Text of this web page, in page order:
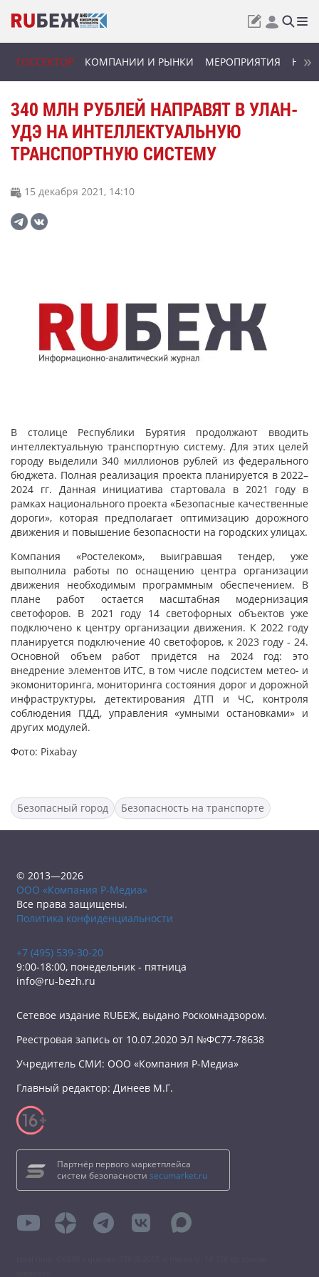
ГОССЕКТОР КОМПАНИИ И РЫНКИ МЕРОПРИЯТИЯ
340 МЛН РУБЛЕЙ НАПРАВЯТ В УЛАН-
УДЭ НА ИНТЕЛЛЕКТУАЛЬНУЮ
ТРАНСПОРТНУЮ СИСТЕМУ
15 декабря 2021, 14:10
В столице Республики Бурятия продолжают вводить
интеллектуальную транспортную систему. Для этих целей
городу выделили 340 миллионов рублей из федерального
бюджета. Полная реализация проекта планируется в 2022–
2024 гг. Данная инициатива стартовала в 2021 году в
рамках национального проекта «Безопасные качественные
дороги», которая предполагает оптимизацию дорожного
движения и повышение безопасности на городских улицах.
Компания «Ростелеком», выигравшая тендер, уже
выполнила работы по оснащению центра организации
движения необходимым программным обеспечением. В
плане работ остается масштабная модернизация
светофоров. В 2021 году 14 светофорных объектов уже
подключено к центру организации движения. К 2022 году
планируется подключение 40 светофоров, к 2023 году - 24.
Основной объем работ придётся на 2024 год: это
внедрение элементов ИТС, в том числе подсистем метео- и
экомониторинга, мониторинга состояния дорог и дорожной
инфраструктуры, детектирования ДТП и ЧС, контроля
соблюдения ПДД, управления «умными остановками» и
других модулей.
Фото: Pixabay
Безопасный город Безопасность на транспорте
© 2013—2026
ООО «Компания Р-Медиа»
Все права защищены.
Политика конфиденциальности
+7 (495) 539-30-20
9:00-18:00, понедельник - пятница
info@ru-bezh.ru
Сетевое издание RUБЕЖ, выдано Роскомнадзором.
Реестровая запись от 10.07.2020 ЭЛ №ФС77-78638
Учредитель СМИ: ООО «Компания Р-Медиа»
Главный редактор: Динеев М.Г.
Партнёр первого маркетплейса
систем безопасности secumarket.ru